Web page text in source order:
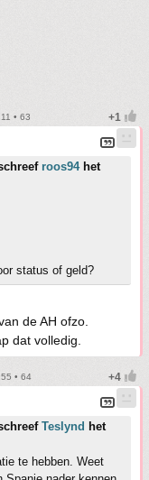
• 63
roos94het
status of geld?
de AH ofzo.
dat volledig.
• 64
Teslynd het
te hebben. Weet